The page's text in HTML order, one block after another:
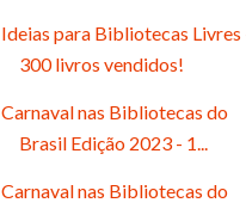
Ideias para Bibliotecas Livres
300 livros vendidos!
Carnaval nas Bibliotecas do
Brasil Edição 2023 - 1...
Carnaval nas Bibliotecas do